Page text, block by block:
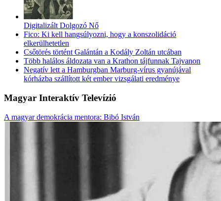
Digitalizált Dolgozó Nő
Fico: Ki kell hangsúlyozni, hogy a konszolidáció
elkerülhetetlen
Csőtörés történt Galántán a Kodály Zoltán utcában
Több halálos áldozata van a Krathon tájfunnak Tajvanon
Negatív lett a Hamburgban Marburg-vírus gyanújával
kórházba szállított két ember vizsgálati eredménye
Magyar Interaktív Televízió
A magyar demokrácia mentora: Bibó István